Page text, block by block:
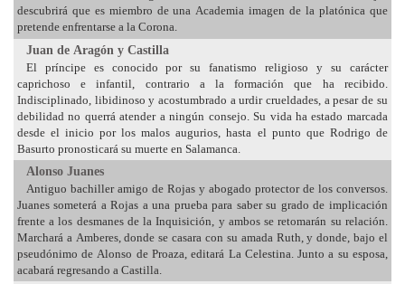
descubrirá que es miembro de una Academia imagen de la platónica que
pretende enfrentarse a la Corona.
Juan de Aragón y Castilla
El príncipe es conocido por su fanatismo religioso y su carácter
caprichoso e infantil, contrario a la formación que ha recibido.
Indisciplinado, libidinoso y acostumbrado a urdir crueldades, a pesar de su
debilidad no querrá atender a ningún consejo. Su vida ha estado marcada
desde el inicio por los malos augurios, hasta el punto que Rodrigo de
Basurto pronosticará su muerte en Salamanca.
Alonso Juanes
Antiguo bachiller amigo de Rojas y abogado protector de los conversos.
Juanes someterá a Rojas a una prueba para saber su grado de implicación
frente a los desmanes de la Inquisición, y ambos se retomarán su relación.
Marchará a Amberes, donde se casara con su amada Ruth, y donde, bajo el
pseudónimo de Alonso de Proaza, editará La Celestina. Junto a su esposa,
acabará regresando a Castilla.